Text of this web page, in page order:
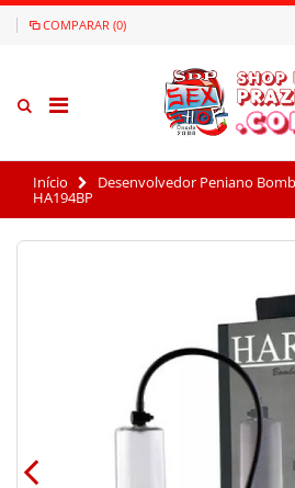
COMPARAR (0)
Início Desenvolvedor Peniano
HA194BP